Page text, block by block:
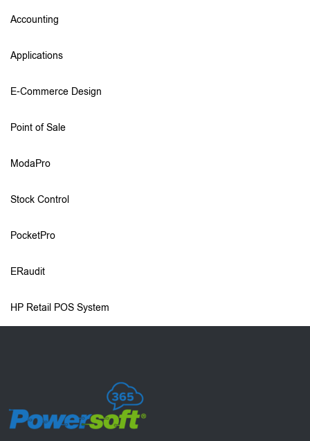
Accounting
Applications
E-Commerce Design
Point of Sale
ModaPro
Stock Control
PocketPro
ERaudit
HP Retail POS System